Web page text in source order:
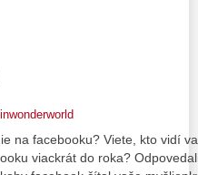
na facebooku? Viete, kto vidí
viackrát do roka?